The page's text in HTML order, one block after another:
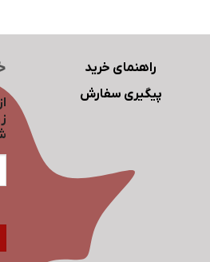
راهنمای خرید
پیگیری سفارش